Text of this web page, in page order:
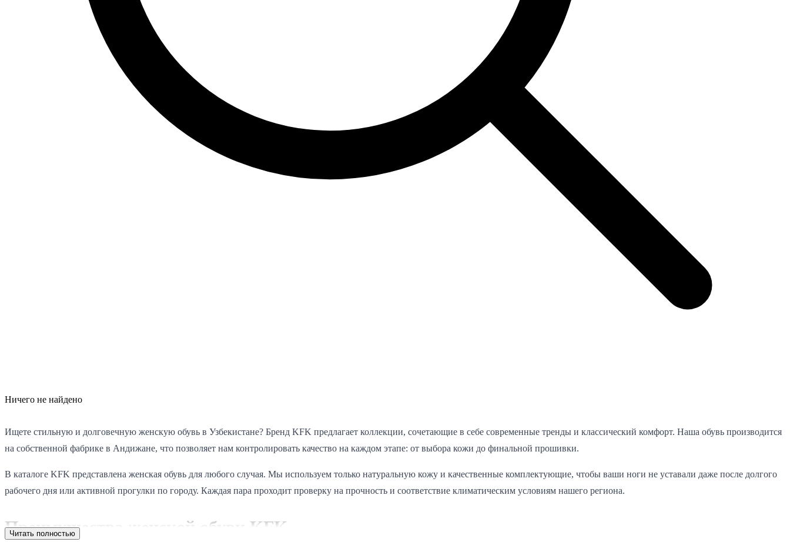
Ничего не найдено
Ищете стильную и долговечную женскую обувь в Узбекистане? Бренд KFK предлагает коллекции, сочетающие в себе современные тренды и классический комфорт. Наша обувь производится
на собственной фабрике в Андижане, что позволяет нам контролировать качество на каждом этапе: от выбора кожи до финальной прошивки.
В каталоге KFK представлена женская обувь для любого случая. Мы используем только натуральную кожу и качественные комплектующие, чтобы ваши ноги не уставали даже после долгого
рабочего дня или активной прогулки по городу. Каждая пара проходит проверку на прочность и соответствие климатическим условиям нашего региона.
Преимущества женской обуви KFK
Читать полностью